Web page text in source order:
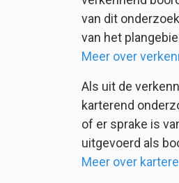
van dit
van het
Meer over
Als uit de
karterend
of er sprake is
uitgevoerd als
Meer over